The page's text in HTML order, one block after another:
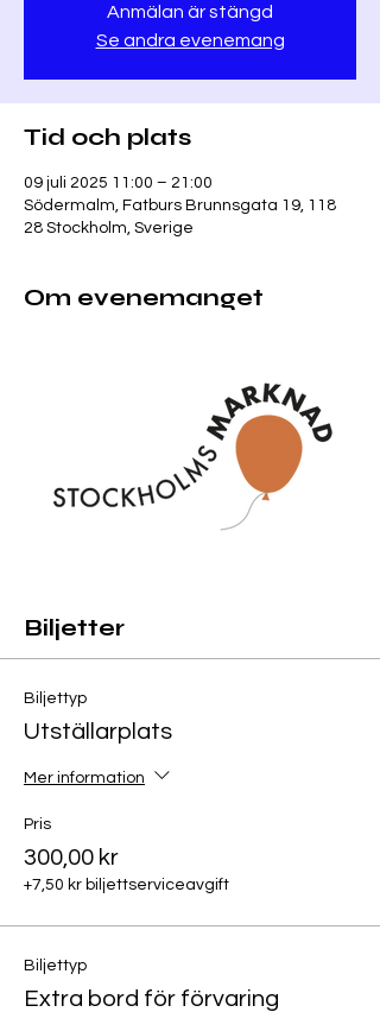
Anmälan är stängd
Se andra evenemang
Tid och plats
09 juli 2025 11:00 – 21:00
Södermalm, Fatburs Brunnsgata 19, 118
28 Stockholm, Sverige
Om evenemanget
Biljetter
Biljettyp
Utställarplats
Mer information
Pris
300,00 kr
+7,50 kr biljettserviceavgift
Biljettyp
Extra bord för förvaring